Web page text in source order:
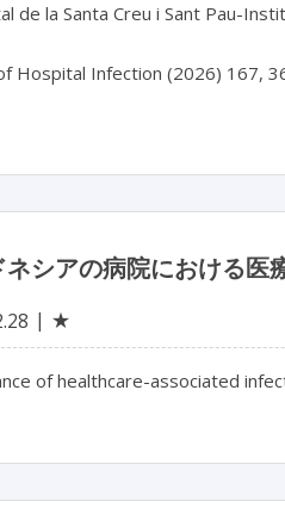
de la Santa Creu i Sant Pau-
Hospital Infection (2026) 167,
ネシアの病院における
★
of healthcare-associated